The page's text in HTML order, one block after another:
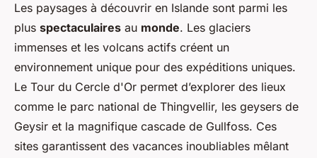
Les paysages à découvrir en Islande sont parmi les
plus spectaculaires au monde. Les glaciers
immenses et les volcans actifs créent un
environnement unique pour des expéditions uniques.
Le Tour du Cercle d'Or permet d’explorer des lieux
comme le parc national de Thingvellir, les geysers de
Geysir et la magnifique cascade de Gullfoss. Ces
sites garantissent des vacances inoubliables mêlant